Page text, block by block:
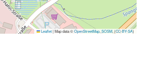
Leaflet|Map data ©OpenStreetMap ,SOSM , (CC-BY-SA)